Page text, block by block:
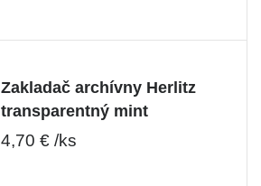
Zakladač archívny Herlitz
transparentný mint
4,70 € /ks